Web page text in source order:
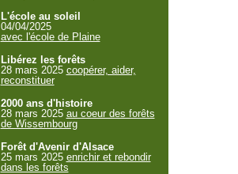
L'école au soleil
04/04/2025
avec l'école de Plaine
Libérez les forêts
28 mars 2025 coopérer, aider,
reconstituer
2000 ans d'histoire
28 mars 2025 au coeur des forêts
de Wissembourg
Forêt d'Avenir d'Alsace
25 mars 2025 enrichir et rebondir
dans les forêts